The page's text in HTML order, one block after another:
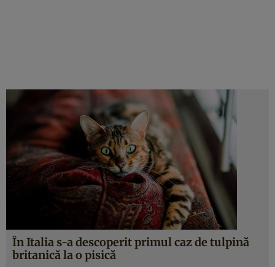
În Italia s-a descoperit primul caz de tulpină
britanică la o pisică